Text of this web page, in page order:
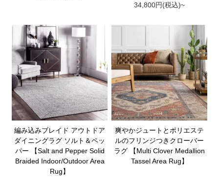
34,800円(税込)~
編み込みブレイド アウトドア
ダイニングラグ ソルト＆ペッ
パー 【Salt and Pepper Solid
Braided Indoor/Outdoor Area
Rug】
爽やかジュートとポリエステ
ルのフリンジつきクローバー
ラグ 【Multi Clover Medallion
Tassel Area Rug】